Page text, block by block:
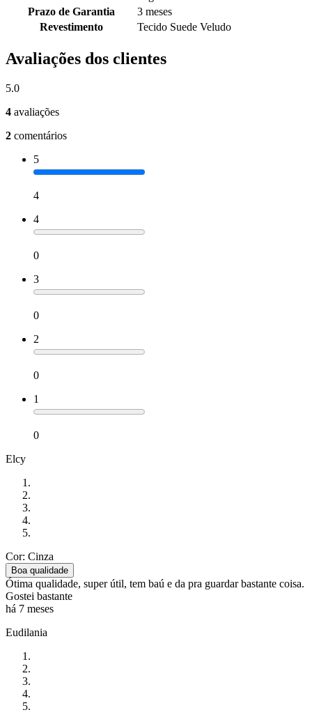
Prazo de Garantia
3 meses
Revestimento
Tecido Suede Veludo
Avaliações dos clientes
5.0
4 avaliações
2 comentários
5
4
4
0
3
0
2
0
1
0
Elcy
Cor: Cinza
Boa qualidade
Ótima qualidade, super útil, tem baú e da pra guardar bastante coisa.
Gostei bastante
há 7 meses
Eudilania